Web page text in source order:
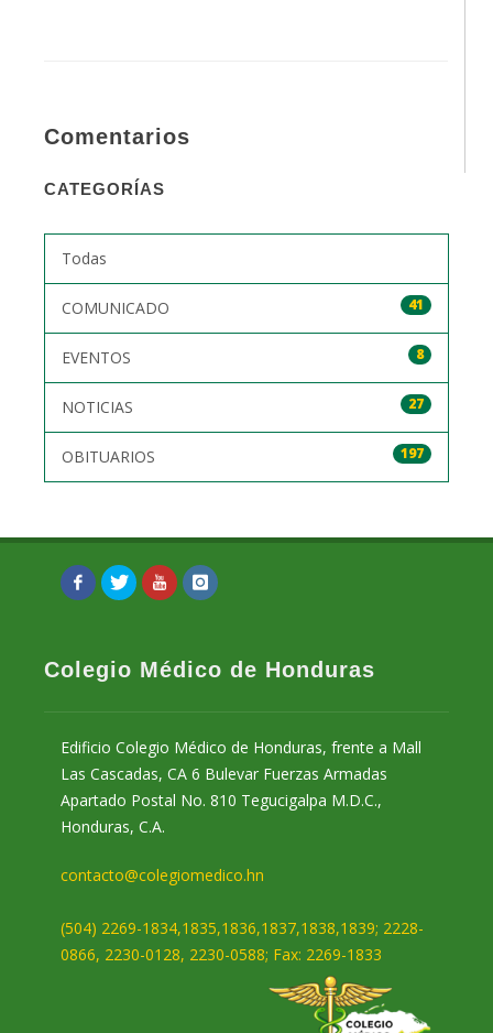
Comentarios
CATEGORÍAS
Todas
41
COMUNICADO
8
EVENTOS
27
NOTICIAS
197
OBITUARIOS
Colegio Médico de Honduras
Edificio Colegio Médico de Honduras, frente a Mall
Las Cascadas, CA 6 Bulevar Fuerzas Armadas
Apartado Postal No. 810 Tegucigalpa M.D.C.,
Honduras, C.A.
contacto@colegiomedico.hn
(504) 2269-1834,1835,1836,1837,1838,1839; 2228-
0866, 2230-0128, 2230-0588; Fax: 2269-1833